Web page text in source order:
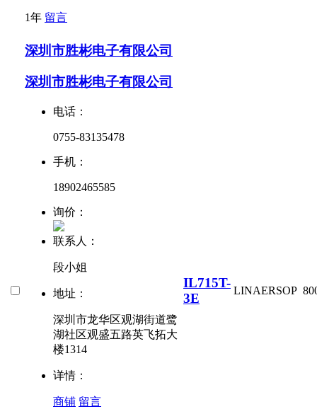
1年 留言
深圳市胜彬电子有限公司
深圳市胜彬电子有限公司
电话：
0755-83135478
手机：
18902465585
询价：
联系人：
段小姐
地址：
深圳市龙华区观湖街道鹭
湖社区观盛五路英飞拓大
楼1314
详情：
商铺 留言
IL715T-
3E
LINAERSOP